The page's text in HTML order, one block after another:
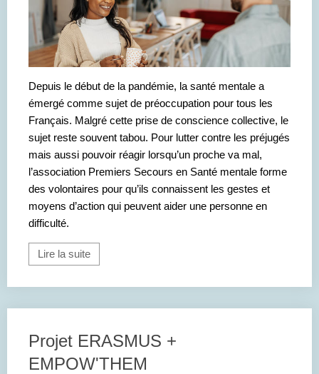
Depuis le début de la pandémie, la santé mentale a
émergé comme sujet de préoccupation pour tous les
Français. Malgré cette prise de conscience collective, le
sujet reste souvent tabou. Pour lutter contre les préjugés
mais aussi pouvoir réagir lorsqu’un proche va mal,
l’association Premiers Secours en Santé mentale forme
des volontaires pour qu’ils connaissent les gestes et
moyens d’action qui peuvent aider une personne en
difficulté.
Lire la suite
Projet ERASMUS +
EMPOW'THEM